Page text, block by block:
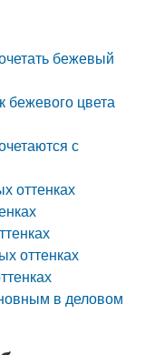
бежевый
бежевого цвета
с
оттенках
оттенках
в деловом